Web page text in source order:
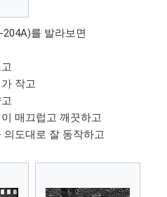
를 발라보면
작고
매끄럽고 깨끗하고
의도대로 잘 동작하고